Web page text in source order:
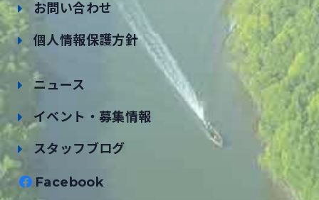
お問い合わせ
個人情報保護方針
ニュース
イベント・募集情報
スタッフブログ
Facebook